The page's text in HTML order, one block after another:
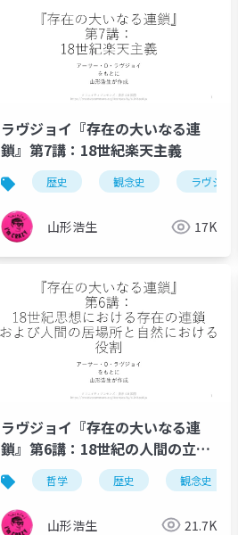
ラヴジョイ『存在の大いなる連
鎖』第7講：18世紀楽天主義
歴史 観念史 ラヴジョイ
山形浩生 17K
ラヴジョイ『存在の大いなる連
鎖』第6講：18世紀の人間の立ち
位置
哲学 歴史 観念史
山形浩生 21.7K